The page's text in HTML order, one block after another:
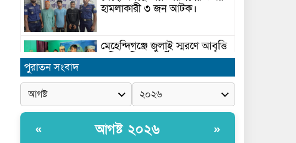
হামলাকারী ৩ জন আটক।
মেহেন্দিগঞ্জে জুলাই স্মরণে আবৃত্তি
প্রতিযোগিতা অনুষ্ঠিত।
সরকার ঘোষিত ফ্যামিলি কার্ড
সংক্রান্ত মাঠ পর্যায়ে তথ্য সংগ্রহে
মাঠকর্মীদের স্বচ্ছতা নিশ্চিত করনে
ধারনা প্রদান করেন নৌপরিবহন প্রতিমন্ত্রী রাজিব
পুরাতন সংবাদ
« আগষ্ট ২০২৬ »